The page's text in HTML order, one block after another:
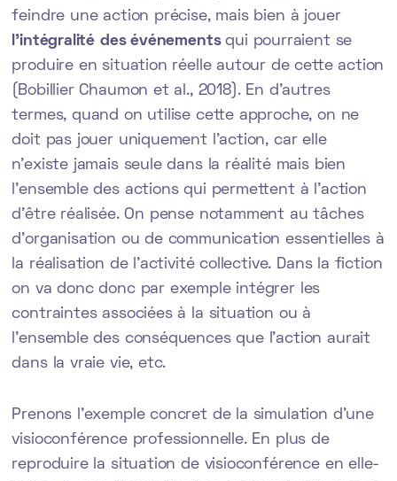
feindre une action précise, mais bien à jouer
l’intégralité des événementsqui pourraient se
produire en situation réelle autour de cette action
(Bobillier Chaumon et al., 2018). En d’autres
termes, quand on utilise cette approche, on ne
doit pas jouer uniquement l’action, car elle
n’existe jamais seule dans la réalité mais bien
l'ensemble des actions qui permettent à l'action
d'être réalisée. On pense notamment au tâches
d'organisation ou de communication essentielles à
la réalisation de l'activité collective. Dans la fiction
on va donc donc par exemple intégrer les
contraintes associées à la situation ou à
l’ensemble des conséquences que l’action aurait
dans la vraie vie, etc.
Prenons l’exemple concret de la simulation d’une
visioconférence professionnelle. En plus de
reproduire la situation de visioconférence en elle-